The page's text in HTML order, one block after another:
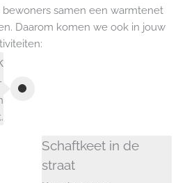
bewoners samen een warmtenet
Daarom komen we ook in jouw
Schaftkeet in de
straat